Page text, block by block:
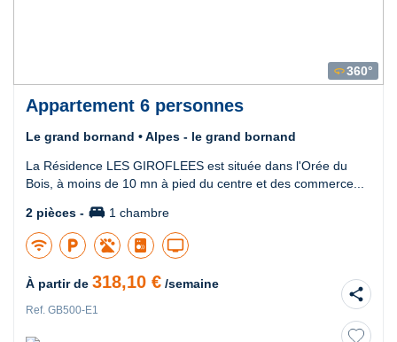
360360°
Appartement 6 personnes
Le grand bornand • Alpes - le grand bornand
La Résidence LES GIROFLEES est située dans l'Orée du
Bois, à moins de 10 mn à pied du centre et des commerce...
2 pièces - king_bed 1 chambre
wifi local_parking tv
À partir de 318,10 € /semaine
Ref. GB500-E1
share